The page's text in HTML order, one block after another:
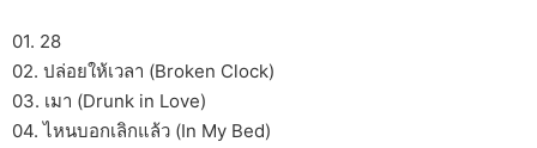
01. 28
02. ปล่อยให้เวลา (Broken Clock)
03. เมา (Drunk in Love)
04. ไหนบอกเลิกแล้ว (In My Bed)